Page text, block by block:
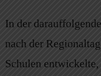
In der
nach der
Schulen